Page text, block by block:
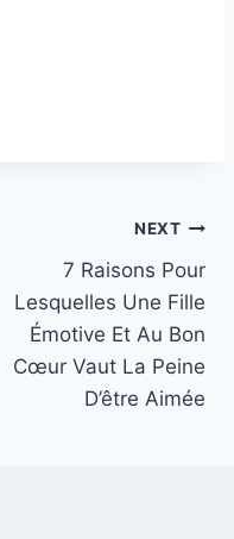
NEXT
7 Raisons Pour
Lesquelles Une Fille
Émotive Et Au Bon
Cœur Vaut La Peine
D’être Aimée